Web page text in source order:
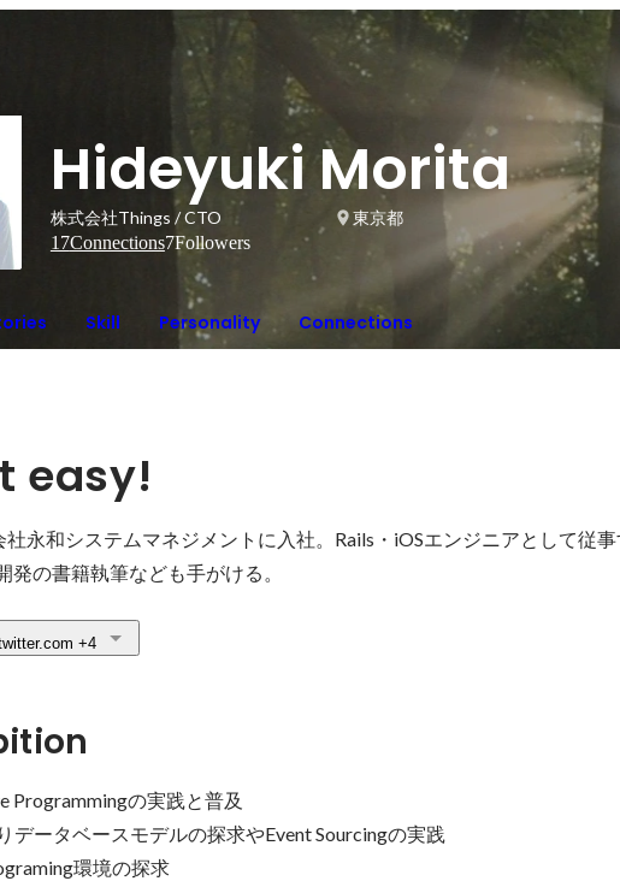
Hideyuki Morita
株式会社Things / CTO
東京都
17Connections7Followers
Skill Personality Connections
easy!
永和システムマネジメントに入社。Rails・iOSエンジニアとして従
発の書籍執筆なども手がける。
+4
Programmingの実践と普及
データベースモデルの探求やEvent Sourcingの実践
環境の探求